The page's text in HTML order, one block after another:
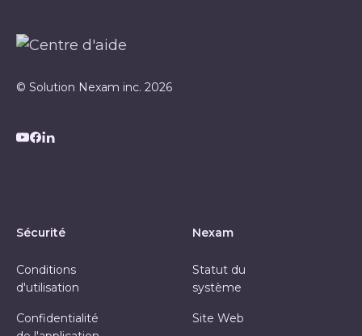
© Solution Nexam inc. 2026
Sécurité
Conditions
d'utilisation
Confidentialité
Nexam
Statut du
système
Site Web